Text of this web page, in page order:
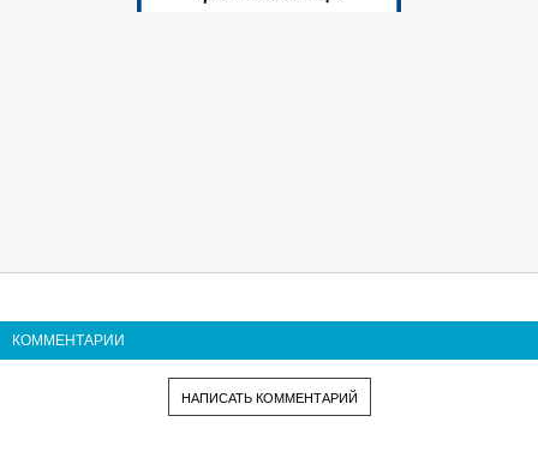
КОММЕНТАРИИ
НАПИСАТЬ КОММЕНТАРИЙ